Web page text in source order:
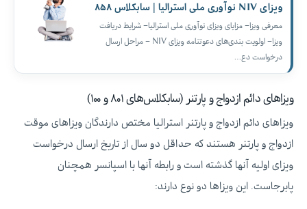
ویزای NIV نوآوری ملی استرالیا | سابکلاس ۸۵۸
معرفی ویزا– مزایای ویزای نوآوری ملی استرالیا– شرایط دریافت
ویزا– اولویت‌ بندی‌های دعوتنامه ویزای NIV – مراحل ارسال
درخواست دع…
ویزاهای دائم ازدواج و پارتنر (سابکلاس‌های ۸۰۱ و ۱۰۰)‌
ویزاهای دائم ازدواج و پارتنر استرالیا مختص دارندگان ویزاهای موقت
ازدواج و پارتنر هستند که حداقل دو سال از تاریخ ارسال درخواست
ویزای اولیه آنها گذشته است و رابطه آنها با اسپانسر همچنان
پابرجاست. این ویزاها دو نوع دارند: